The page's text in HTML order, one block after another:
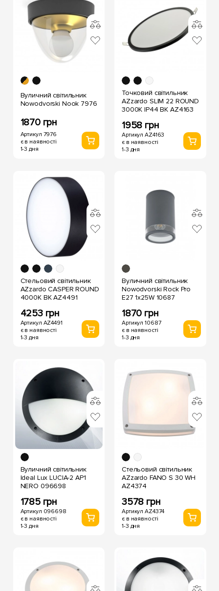
Вуличний світильник
Nowodvorski Nook 7976
1870 грн
Артикул 7976
є в наявності
1-3 дня
Точковий світильник
AZzardo SLIM 22 ROUND
3000K IP44 BK AZ4163
1958 грн
Артикул AZ4163
є в наявності
1-3 дня
Стельовий світильник
AZzardo CASPER ROUND
4000K BK AZ4491
4253 грн
Артикул AZ4491
є в наявності
1-3 дня
Вуличний світильник
Nowodvorski Rock Pro
E27 1x25W 10687
1870 грн
Артикул 10687
є в наявності
1-3 дня
Вуличний світильник
Ideal Lux LUCIA-2 AP1
NERO 096698
1785 грн
Артикул 096698
є в наявності
1-3 дня
Стельовий світильник
AZzardo FANO S 30 WH
AZ4374
3578 грн
Артикул AZ4374
є в наявності
1-3 дня